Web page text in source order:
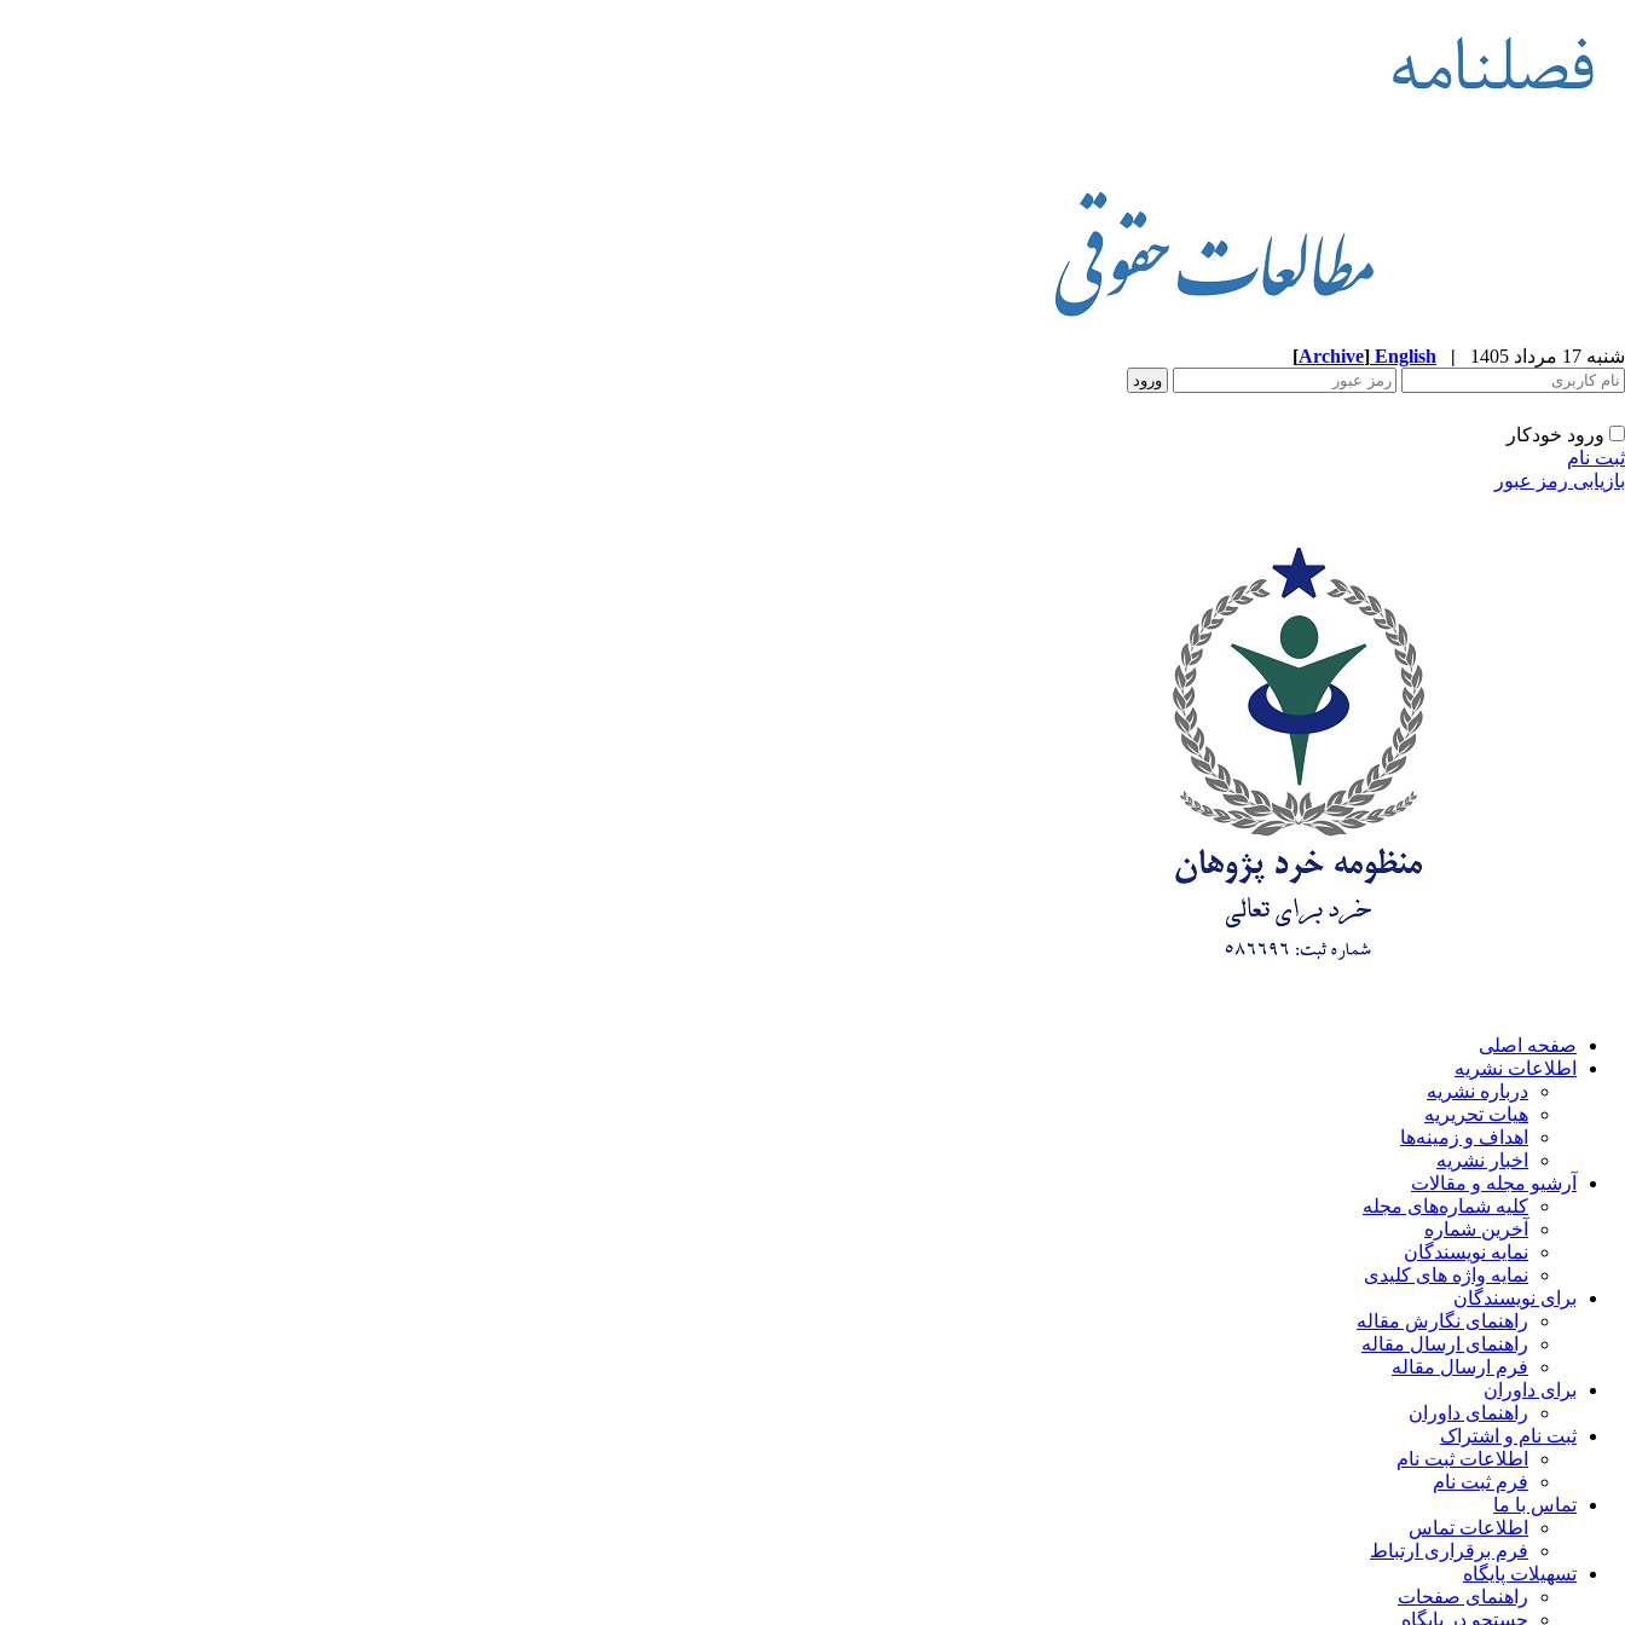
شنبه 17 مرداد 1405 |
English
[Archive]
ورود خودکار
ثبت نام
بازیابی رمز عبور
صفحه اصلی
اطلاعات نشریه
درباره نشریه
هیات تحریریه
اهداف و زمینه‌ها
اخبار نشریه
آرشیو مجله و مقالات
کلیه شماره‌های مجله
آخرین شماره
نمایه نویسندگان
نمایه واژه های کلیدی
برای نویسندگان
راهنمای نگارش مقاله
راهنمای ارسال مقاله
فرم ارسال مقاله
برای داوران
راهنمای داوران
ثبت نام و اشتراک
اطلاعات ثبت نام
فرم ثبت نام
تماس با ما
اطلاعات تماس
فرم برقراری ارتباط
تسهیلات پایگاه
راهنمای صفحات
جستجو در پایگاه